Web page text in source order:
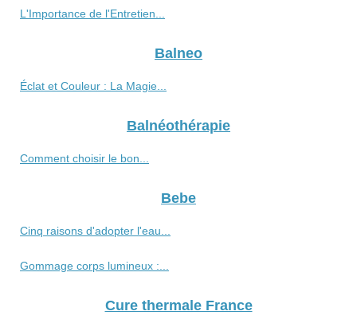
L'Importance de l'Entretien...
Balneo
Éclat et Couleur : La Magie...
Balnéothérapie
Comment choisir le bon...
Bebe
Cinq raisons d'adopter l'eau...
Gommage corps lumineux :...
Cure thermale France